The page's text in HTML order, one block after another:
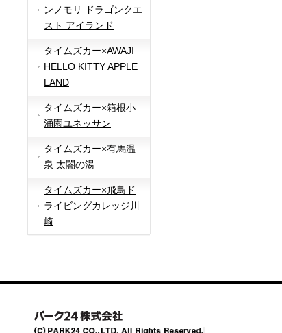
ンノモリ ドラゴンクエ
スト アイランド
タイムズカー×AWAJI
HELLO KITTY APPLE
LAND
タイムズカー×箱根小
涌園ユネッサン
タイムズカー×有馬温
泉 太閤の湯
タイムズカー×飛鳥ド
ライビングカレッジ川
崎